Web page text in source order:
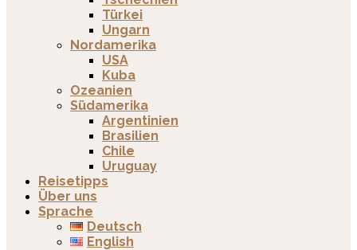
Türkei
Ungarn
Nordamerika
USA
Kuba
Ozeanien
Südamerika
Argentinien
Brasilien
Chile
Uruguay
Reisetipps
Über uns
Sprache
Deutsch
English